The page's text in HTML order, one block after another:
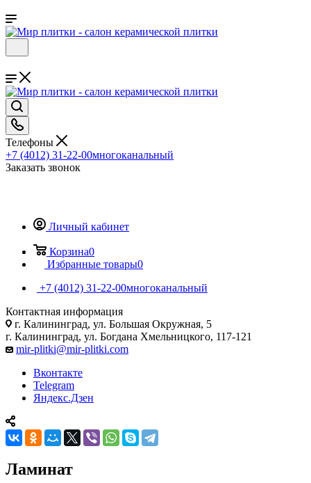
Телефоны
+7 (4012) 31-22-00многоканальный
Заказать звонок
Личный кабинет
Корзина0
Избранные товары0
+7 (4012) 31-22-00многоканальный
Контактная информация
г. Калининград, ул. Большая Окружная, 5
г. Калининград, ул. Богдана Хмельницкого, 117-121
mir-plitki@mir-plitki.com
Вконтакте
Telegram
Яндекс.Дзен
Ламинат